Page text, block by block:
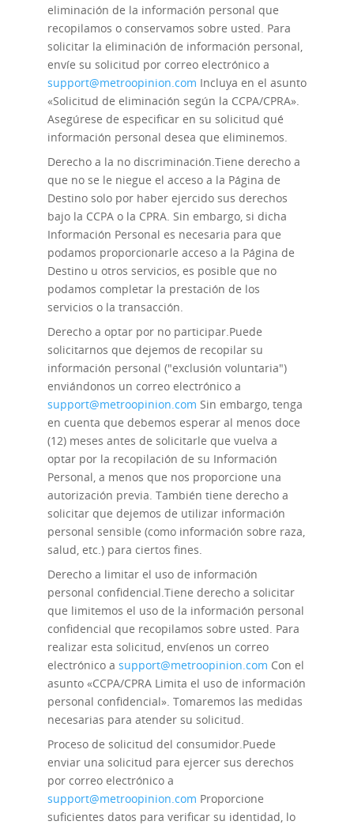
eliminación de la información personal que
recopilamos o conservamos sobre usted. Para
solicitar la eliminación de información personal,
envíe su solicitud por correo electrónico a
support@metroopinion.com Incluya en el asunto
«Solicitud de eliminación según la CCPA/CPRA».
Asegúrese de especificar en su solicitud qué
información personal desea que eliminemos.
Derecho a la no discriminación.Tiene derecho a
que no se le niegue el acceso a la Página de
Destino solo por haber ejercido sus derechos
bajo la CCPA o la CPRA. Sin embargo, si dicha
Información Personal es necesaria para que
podamos proporcionarle acceso a la Página de
Destino u otros servicios, es posible que no
podamos completar la prestación de los
servicios o la transacción.
Derecho a optar por no participar.Puede
solicitarnos que dejemos de recopilar su
información personal ("exclusión voluntaria")
enviándonos un correo electrónico a
support@metroopinion.com Sin embargo, tenga
en cuenta que debemos esperar al menos doce
(12) meses antes de solicitarle que vuelva a
optar por la recopilación de su Información
Personal, a menos que nos proporcione una
autorización previa. También tiene derecho a
solicitar que dejemos de utilizar información
personal sensible (como información sobre raza,
salud, etc.) para ciertos fines.
Derecho a limitar el uso de información
personal confidencial.Tiene derecho a solicitar
que limitemos el uso de la información personal
confidencial que recopilamos sobre usted. Para
realizar esta solicitud, envíenos un correo
electrónico a support@metroopinion.com Con el
asunto «CCPA/CPRA Limita el uso de información
personal confidencial». Tomaremos las medidas
necesarias para atender su solicitud.
Proceso de solicitud del consumidor.Puede
enviar una solicitud para ejercer sus derechos
por correo electrónico a
support@metroopinion.com Proporcione
suficientes datos para verificar su identidad, lo